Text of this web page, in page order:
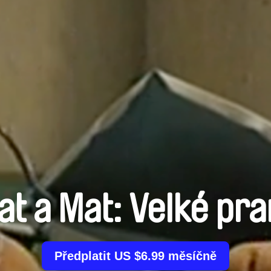
a Mat: Velké
Předplatit US $6.99 měsíčně